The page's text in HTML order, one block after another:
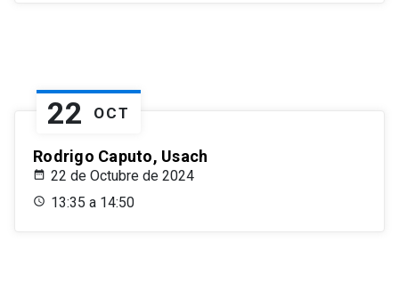
22 OCT
Rodrigo Caputo, Usach
22 de Octubre de 2024
13:35 a 14:50